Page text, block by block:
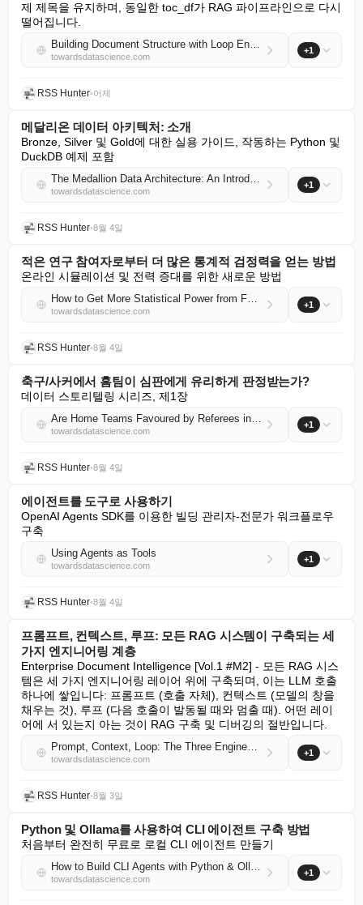
제 제목을 유지하며, 동일한 toc_df가 RAG 파이프라인으로 다시
떨어집니다.
Building Document Structure with Loop Engineering: Recovering a PDF’s Outline from Body Typography for RAG
towardsdatascience.com
+1
RSS Hunter•어제
메달리온 데이터 아키텍처: 소개
Bronze, Silver 및 Gold에 대한 실용 가이드, 작동하는 Python 및
DuckDB 예제 포함
The Medallion Data Architecture: An Introduction
towardsdatascience.com
+1
RSS Hunter•8월 4일
적은 연구 참여자로부터 더 많은 통계적 검정력을 얻는 방법
온라인 시뮬레이션 및 전력 증대를 위한 새로운 방법
How to Get More Statistical Power from Fewer Research Participants
towardsdatascience.com
+1
RSS Hunter•8월 4일
축구/사커에서 홈팀이 심판에게 유리하게 판정받는가?
데이터 스토리텔링 시리즈, 제1장
Are Home Teams Favoured by Referees in Football/Soccer?
towardsdatascience.com
+1
RSS Hunter•8월 4일
에이전트를 도구로 사용하기
OpenAI Agents SDK를 이용한 빌딩 관리자-전문가 워크플로우
구축
Using Agents as Tools
towardsdatascience.com
+1
RSS Hunter•8월 4일
프롬프트, 컨텍스트, 루프: 모든 RAG 시스템이 구축되는 세
가지 엔지니어링 계층
Enterprise Document Intelligence [Vol.1 #M2] - 모든 RAG 시스
템은 세 가지 엔지니어링 레이어 위에 구축되며, 이는 LLM 호출
하나에 쌓입니다: 프롬프트 (호출 자체), 컨텍스트 (모델의 창을
채우는 것), 루프 (다음 호출이 발동될 때와 멈출 때). 어떤 레이
어에 서 있는지 아는 것이 RAG 구축 및 디버깅의 절반입니다.
Prompt, Context, Loop: The Three Engineering Layers Every RAG System Is Built On
towardsdatascience.com
+1
RSS Hunter•8월 3일
Python 및 Ollama를 사용하여 CLI 에이전트 구축 방법
처음부터 완전히 무료로 로컬 CLI 에이전트 만들기
How to Build CLI Agents with Python & Ollama
towardsdatascience.com
+1